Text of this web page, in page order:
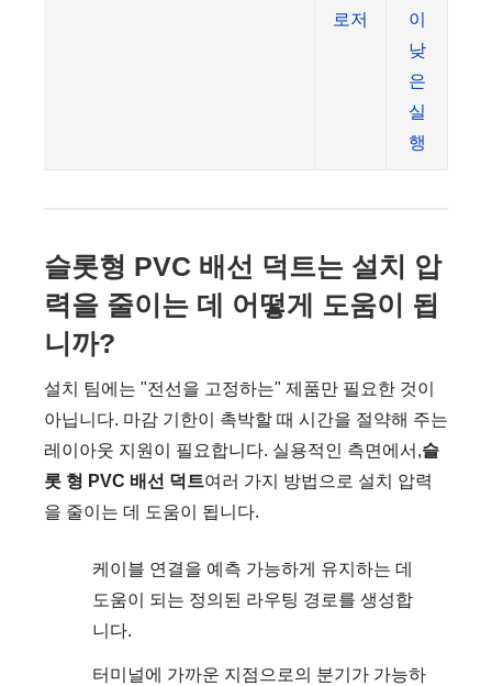
로저
이
낮
은
실
행
슬롯형 PVC 배선 덕트는 설치 압
력을 줄이는 데 어떻게 도움이 됩
니까?
설치 팀에는 "전선을 고정하는" 제품만 필요한 것이
아닙니다. 마감 기한이 촉박할 때 시간을 절약해 주는
레이아웃 지원이 필요합니다. 실용적인 측면에서,슬
롯 형 PVC 배선 덕트여러 가지 방법으로 설치 압력
을 줄이는 데 도움이 됩니다.
케이블 연결을 예측 가능하게 유지하는 데
도움이 되는 정의된 라우팅 경로를 생성합
니다.
터미널에 가까운 지점으로의 분기가 가능하